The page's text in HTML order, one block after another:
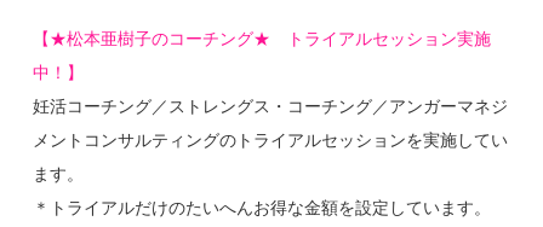
【★松本亜樹子のコーチング★ トライアルセッション実施
中！】
妊活コーチング／ストレングス・コーチング／アンガーマネジ
メントコンサルティングのトライアルセッションを実施してい
ます。
＊トライアルだけのたいへんお得な金額を設定しています。